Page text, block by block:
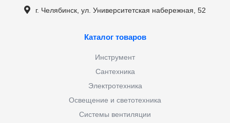
г. Челябинск, ул. Университетская набережная, 52
Каталог товаров
Инструмент
Сантехника
Электротехника
Освещение и светотехника
Системы вентиляции